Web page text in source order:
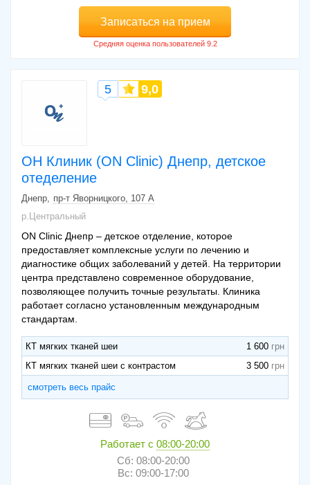
Записаться на прием
ОН Клиник (ON Clinic) Днепр, детское
отеделение
5 9,0
Днепр
пр-т Яворницкого, 107 А
р.Центральный
ON Clinic Днепр – детское отделение, которое
предоставляет комплексные услуги по лечению и
диагностике общих заболеваний у детей. На территории
центра представлено современное оборудование,
позволяющее получить точные результаты. Клиника
работает согласно установленным международным
стандартам.
КТ мягких тканей шеи
1 600
КТ мягких тканей шеи с контрастом
3 500
смотреть весь прайс
Работает с 08:00-20:00
Сб: 08:00-20:00
Вс: 09:00-17:00